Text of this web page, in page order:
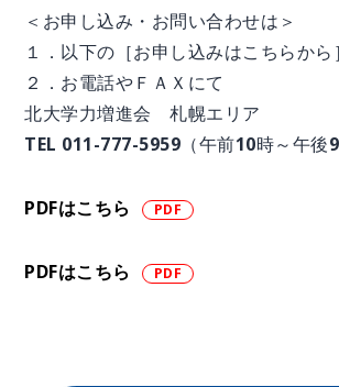
＜お申し込み・お問い合わせは＞
１．以下の［お申し込みはこちらから
２．お電話やＦＡＸにて
北大学力増進会 札幌エリア
TEL 011-777-5959（午前10時～午後9
PDFはこちら
PDFはこちら